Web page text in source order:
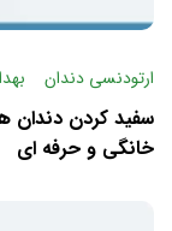
ارتودنسی دندان
سفید کردن دندان
خانگی و حرفه ای